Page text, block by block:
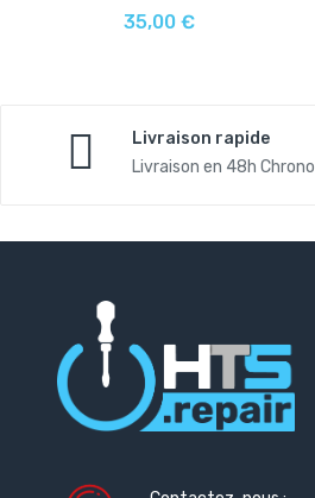
35,00 €
Livraison rapide
Livraison en 48h Chrono